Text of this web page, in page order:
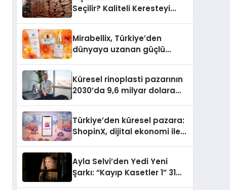
Seçilir? Kaliteli Keresteyi
Mirabellix, Türkiye’den
dünyaya uzanan güçlü
Küresel rinoplasti pazarının
2030’da 9,6 milyar dolara
Türkiye’den küresel pazara:
ShopinX, dijital ekonomi ile
Ayla Selvi’den Yedi Yeni
Şarkı: “Kayıp Kasetler 1” 31